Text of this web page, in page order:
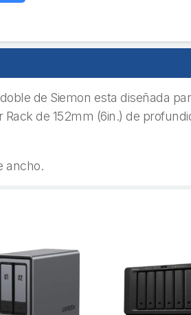
de Siemon esta diseñada
de 152mm (6in.) de
ancho.